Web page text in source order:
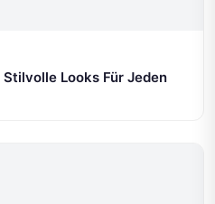
Looks Für Jeden